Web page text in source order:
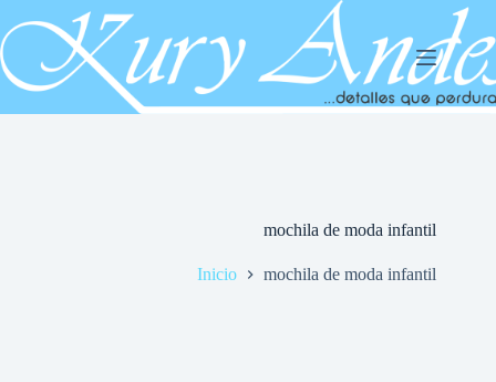
al
contenido
mochila de moda infantil
Inicio mochila de moda infantil